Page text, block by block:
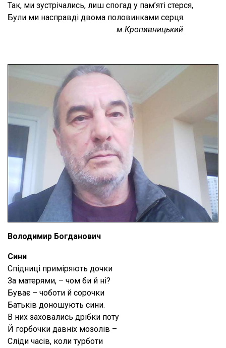
Так, ми зустрічались, лиш спогад у пам’яті стерся,
Були ми насправді двома половинками серця.
м.Кропивницький
Володимир Богданович
Сини
Спідниці приміряють дочки
За матерями, – чом би й ні?
Буває – чоботи й сорочки
Батьків доношують сини.
В них заховались дрібки поту
Й горбочки давніх мозолів –
Сліди часів, коли турботи